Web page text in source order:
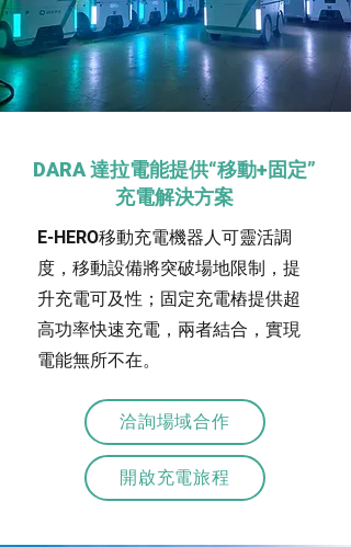
DARA 達拉電能提供“移動+固定”
充電解決方案
E-HERO移動充電機器人可靈活調
度，移動設備將突破場地限制，提
升充電可及性；固定充電樁提供超
高功率快速充電，兩者結合，實現
電能無所不在。
洽詢場域合作
開啟充電旅程